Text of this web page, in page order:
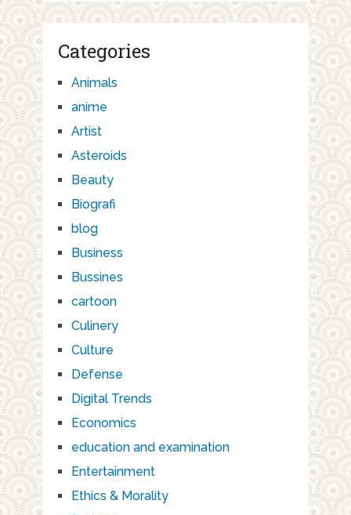
Categories
Animals
anime
Artist
Asteroids
Beauty
Biografi
blog
Business
Bussines
cartoon
Culinery
Culture
Defense
Digital Trends
Economics
education and examination
Entertainment
Ethics & Morality